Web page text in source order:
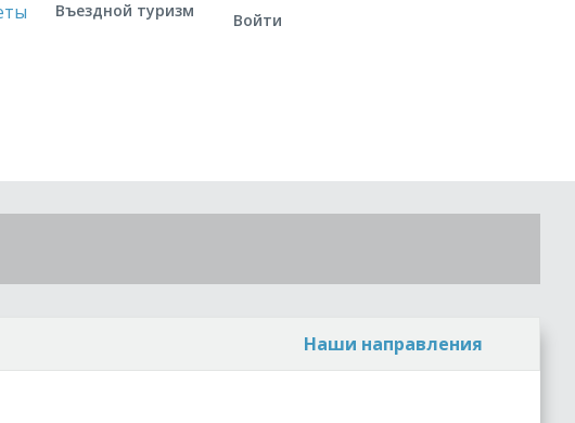
Въездной туризм Войти
Наши направления